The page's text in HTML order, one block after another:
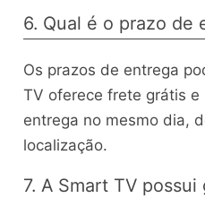
6. Qual é o prazo de
Os prazos de entrega
TV oferece frete grátis
entrega no mesmo dia,
localização.
7. A Smart TV possui